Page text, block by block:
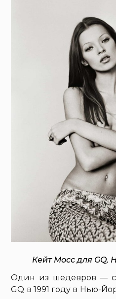
Кейт Мосс для GQ,
Один из шедевров —
GQ в 1991 году в Нью-